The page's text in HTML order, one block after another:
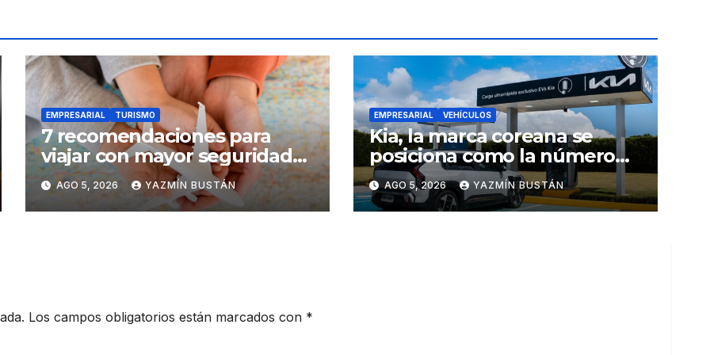
EMPRESARIAL TURISMO
7 recomendaciones para
viajar con mayor seguridad
dentro y fuera del Ecuador
AGO 5, 2026 YAZMÍN BUSTÁN
EMPRESARIAL VEHÍCULOS
Kia, la marca coreana se
posiciona como la número
uno en ventas de vehículos
eléctricos en Ecuador
durante julio
AGO 5, 2026 YAZMÍN BUSTÁN
Los campos obligatorios están marcados con *